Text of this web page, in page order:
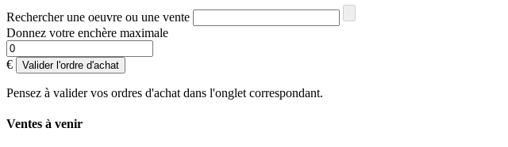
Rechercher une oeuvre ou une vente
Donnez votre enchère maximale
€ Valider l'ordre d'achat
Pensez à valider vos ordres d'achat dans l'onglet correspondant.
Ventes à venir